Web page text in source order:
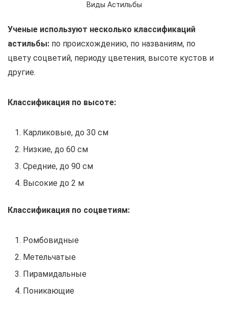
Виды Астильбы
Ученые используют несколько классификаций
астильбы: по происхождению, по названиям, по
цвету соцветий, периоду цветения, высоте кустов и
другие.
Классификация по высоте:
Карликовые, до 30 см
Низкие, до 60 см
Средние, до 90 см
Высокие до 2 м
Классификация по соцветиям:
Ромбовидные
Метельчатые
Пирамидальные
Поникающие